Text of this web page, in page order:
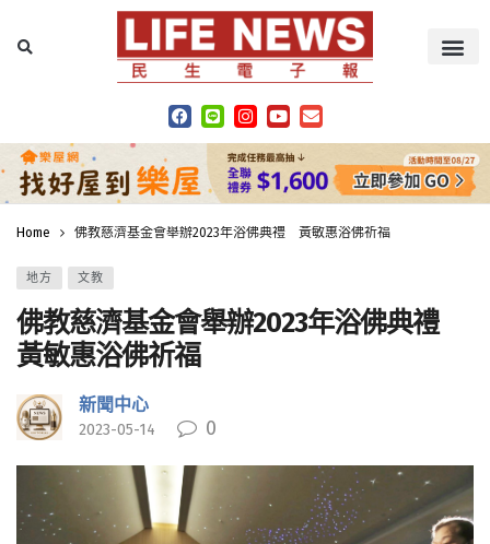
Home 佛教慈濟基金會舉辦2023年浴佛典禮 黃敏惠浴佛祈福
地方 文教
佛教慈濟基金會舉辦2023年浴佛典禮
黃敏惠浴佛祈福
新聞中心
2023-05-14 0